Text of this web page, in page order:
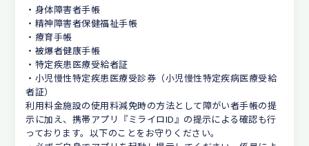
・身体障害者手帳
・精神障害者保健福祉手帳
・療育手帳
・被爆者健康手帳
・特定疾患医療受給者証
・小児慢性特定疾患医療受診券（小児慢性特定疾病医療受給
者証）
利用料金施設の使用料減免時の方法として障がい者手帳の提
示に加え、携帯アプリ『ミライロID』の提示による確認も行
っております。以下のことをお守りください。